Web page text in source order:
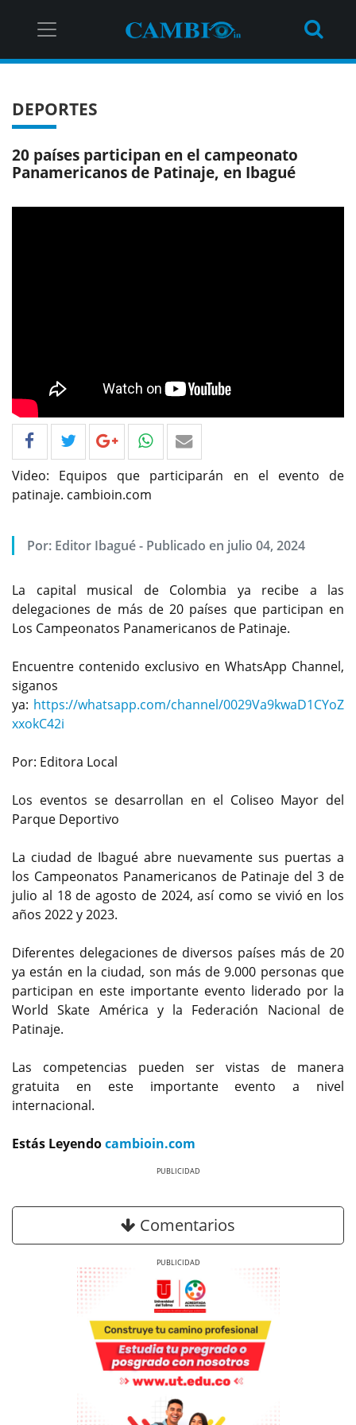
DEPORTES
20 países participan en el campeonato
Panamericanos de Patinaje, en Ibagué
Video: Equipos que participarán en el evento de
patinaje. cambioin.com
Por: Editor Ibagué - Publicado en julio 04, 2024
La capital musical de Colombia ya recibe a las
delegaciones de más de 20 países que participan en
Los Campeonatos Panamericanos de Patinaje.
Encuentre contenido exclusivo en WhatsApp Channel,
siganos
ya: https://whatsapp.com/channel/0029Va9kwaD1CYoZ
xxokC42i
Por: Editora Local
Los eventos se desarrollan en el Coliseo Mayor del
Parque Deportivo
La ciudad de Ibagué abre nuevamente sus puertas a
los Campeonatos Panamericanos de Patinaje del 3 de
julio al 18 de agosto de 2024, así como se vivió en los
años 2022 y 2023.
Diferentes delegaciones de diversos países más de 20
ya están en la ciudad, son más de 9.000 personas que
participan en este importante evento liderado por la
World Skate América y la Federación Nacional de
Patinaje.
Las competencias pueden ser vistas de manera
gratuita en este importante evento a nivel
internacional.
Estás Leyendocambioin.com
Comentarios